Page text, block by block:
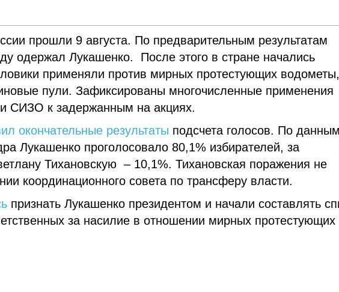
прошли 9 августа. По предварительным результатам
одержал Лукашенко. После этого в стране начались
применяли против мирных протестующих водометы,
пули. Зафиксированы многочисленные применения
СИЗО к задержанным на акциях.
окончательные результаты подсчета голосов. По данным
Лукашенко проголосовало 80,1% избирателей, за
Тихановскую – 10,1%. Тихановская поражения не
координационного совета по трансферу власти.
признать Лукашенко президентом и начали составлять
за насилие в отношении мирных протестующих